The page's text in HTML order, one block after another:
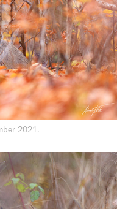
2021.